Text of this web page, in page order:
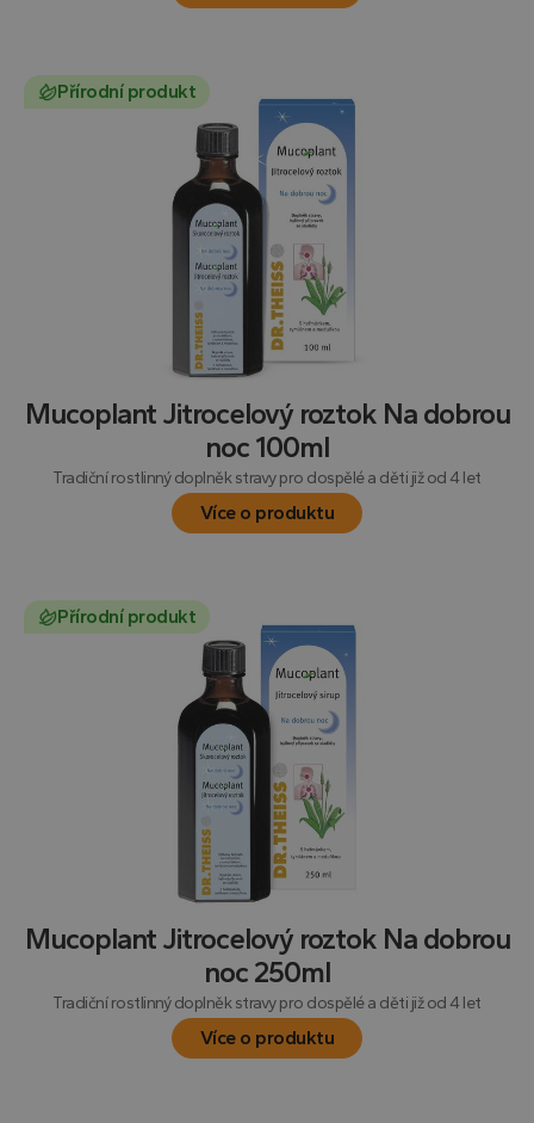
Přírodní produkt
Mucoplant Jitrocelový roztok Na dobrou
noc 100ml
Tradiční rostlinný doplněk stravy pro dospělé a děti již od 4 let
Více o produktu
Přírodní produkt
Mucoplant Jitrocelový roztok Na dobrou
noc 250ml
Tradiční rostlinný doplněk stravy pro dospělé a děti již od 4 let
Více o produktu